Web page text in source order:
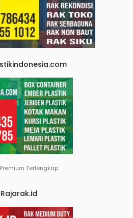
Terlengkap
Rajarak.id